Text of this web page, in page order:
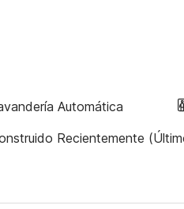
Automática
Recientemente